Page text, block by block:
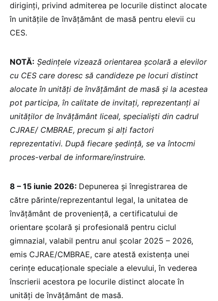
diriginți, privind admiterea pe locurile distinct alocate
în unitățile de învățământ de masă pentru elevii cu
CES.
NOTĂ: Ședințele vizează orientarea școlară a elevilor
cu CES care doresc să candideze pe locuri distinct
alocate în unități de învățământ de masă și la acestea
pot participa, în calitate de invitați, reprezentanți ai
unităților de învățământ liceal, specialiști din cadrul
CJRAE/ CMBRAE, precum și alți factori
reprezentativi. După fiecare ședință, se va întocmi
proces-verbal de informare/instruire.
8 – 15 iunie 2026: Depunerea și înregistrarea de
către părinte/reprezentantul legal, la unitatea de
învățământ de proveniență, a certificatului de
orientare școlară și profesională pentru ciclul
gimnazial, valabil pentru anul școlar 2025 – 2026,
emis CJRAE/CMBRAE, care atestă existența unei
cerințe educaționale speciale a elevului, în vederea
înscrierii acestora pe locurile distinct alocate în
unități de învățământ de masă.